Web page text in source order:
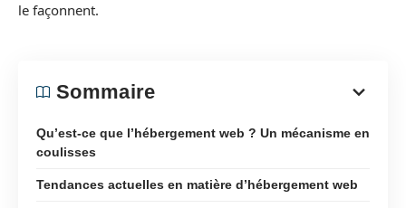
le façonnent.
Sommaire
Qu’est-ce que l’hébergement web ? Un mécanisme en
coulisses
Tendances actuelles en matière d’hébergement web